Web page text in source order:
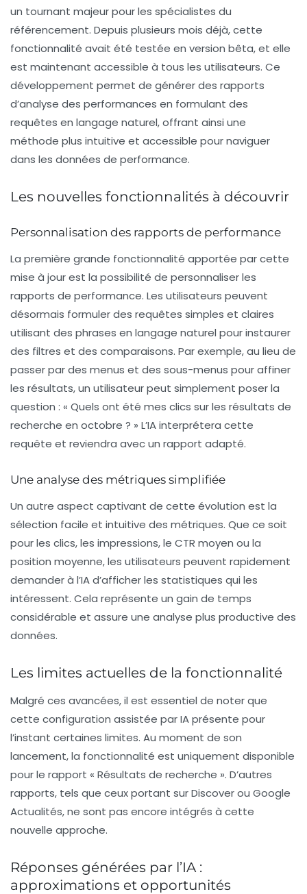
un tournant majeur pour les spécialistes du
référencement. Depuis plusieurs mois déjà, cette
fonctionnalité avait été testée en version bêta, et elle
est maintenant accessible à tous les utilisateurs. Ce
développement permet de générer des rapports
d’analyse des performances en formulant des
requêtes en langage naturel, offrant ainsi une
méthode plus intuitive et accessible pour naviguer
dans les données de performance.
Les nouvelles fonctionnalités à découvrir
Personnalisation des rapports de performance
La première grande fonctionnalité apportée par cette
mise à jour est la possibilité de personnaliser les
rapports de performance. Les utilisateurs peuvent
désormais formuler des requêtes simples et claires
utilisant des phrases en langage naturel pour instaurer
des filtres et des comparaisons. Par exemple, au lieu de
passer par des menus et des sous-menus pour affiner
les résultats, un utilisateur peut simplement poser la
question : « Quels ont été mes clics sur les résultats de
recherche en octobre ? » L’IAinterprétera cette
requête et reviendra avec un rapport adapté.
Une analyse des métriques simplifiée
Un autre aspect captivant de cette évolution est la
sélection facile et intuitive des métriques. Que ce soit
pourles clics, les impressions, le CTR moyen ou la
position moyenne, les utilisateurs peuvent rapidement
demander à l’IA d’afficher les statistiques qui les
intéressent. Cela représente un gain de temps
considérable et assure une analyse plus productive des
données.
Les limites actuelles de la fonctionnalité
Malgré ces avancées, il est essentiel de noter que
cette configuration assistée parIAprésente pour
l’instant certaines limites. Au moment de son
lancement, la fonctionnalité est uniquement disponible
pour le rapport « Résultats de recherche ». D’autres
rapports, tels que ceux portant surDiscoverou Google
Actualités, ne sont pas encore intégrés à cette
nouvelle approche.
Réponses générées par l’IA :
approximations et opportunités